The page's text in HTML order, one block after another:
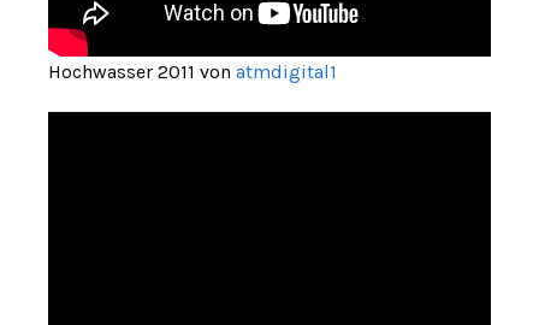
Hochwasser 2011 von atmdigital1